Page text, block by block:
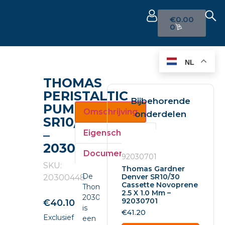
€0.00
0
THOMAS
PERISTALTIC
PUMP
SR10/30
–
20300448
SKU:
20300448
€40.10
Exclusief
Omschrijving
Eigenschappen
Documenten
De
Thomas
20300448
is
een
Bijbehorende
onderdelen
92030701
Thomas Gardner
Denver SR10/30
Cassette Novoprene
2.5 X 1.0 Mm –
92030701
€41.20
NL